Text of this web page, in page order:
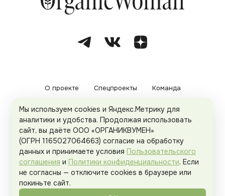
О проекте Спецпроекты Команда
Рекламодателям Политика конфиденциальности
Пользовательское соглашение
Organicwoman.ru . Все права защищены.
Мы используем cookies и Яндекс.Метрику для
аналитики и удобства. Продолжая использовать
сайт, вы даёте ООО «ОРГАНИКВУМЕН»
(ОГРН 1165027064663) согласие на обработку
данных и принимаете условия Пользовательского
соглашения и Политики конфиденциальности. Если
не согласны — отключите cookies в браузере или
покиньте сайт.